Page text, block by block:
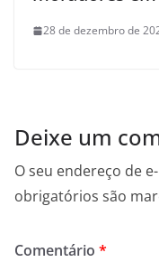
28 de dezembro de
Deixe um
O seu endereço de
obrigatórios são
Comentário *